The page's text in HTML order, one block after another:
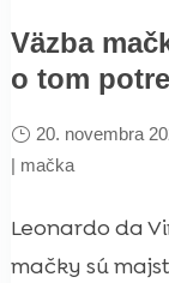
Väzba
o tom
20. novembra
| mačka
Leonardo da
mačky sú